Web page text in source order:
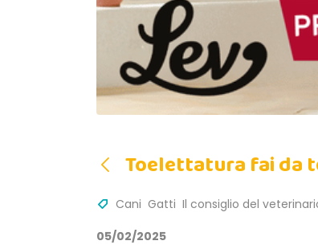
Toelettatura fai da
Cani Gatti Il consiglio del
05/02/2025